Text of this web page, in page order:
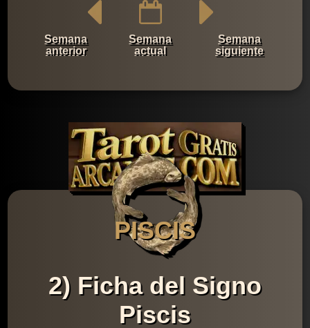
Semana
anterior
Semana
actual
Semana
siguiente
PISCIS
2) Ficha del Signo
Piscis